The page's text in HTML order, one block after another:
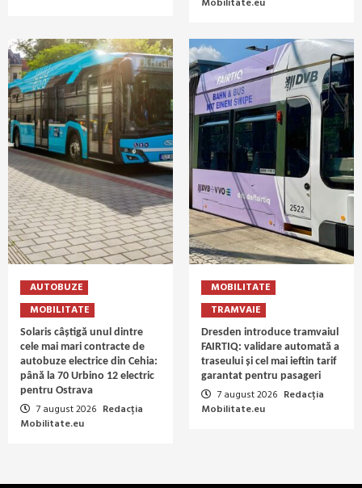
AUTOBUZE
MOBILITATE
Solaris câștigă unul dintre
cele mai mari contracte de
autobuze electrice din Cehia:
până la 70 Urbino 12 electric
pentru Ostrava
7 august 2026 Redacția
Mobilitate.eu
MOBILITATE
TRAMVAIE
Dresden introduce tramvaiul
FAIRTIQ: validare automată a
traseului și cel mai ieftin tarif
garantat pentru pasageri
7 august 2026 Redacția
Mobilitate.eu